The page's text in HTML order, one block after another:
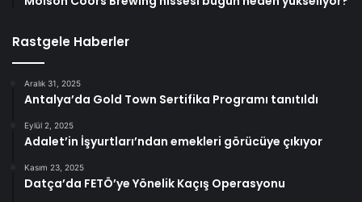
Rastgele Haberler
Aralık 31, 2025
Antalya’da Gold Town Sertifika Programı tanıtıldı
Eylül 2, 2025
Adalet’in İşyurtları’ndan emekleri görücüye çıkıyor
Kasım 23, 2025
Datça’da FETÖ’ye Yönelik Kaçış Operasyonu